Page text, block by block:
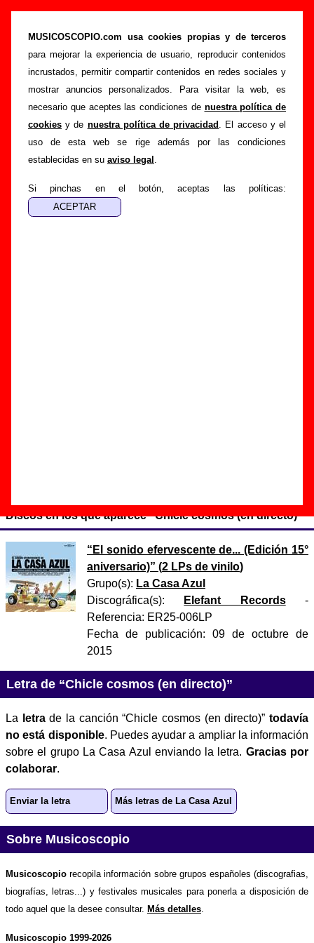
MUSICOSCOPIO.com usa cookies propias y de terceros
para mejorar la experiencia de usuario, reproducir contenidos
incrustados, permitir compartir contenidos en redes sociales y
mostrar anuncios personalizados. Para visitar la web, es
necesario que aceptes las condiciones de nuestra política de
cookies y de nuestra política de privacidad . El acceso y el
uso de esta web se rige además por las condiciones
establecidas en su aviso legal .
Si pinchas en el botón, aceptas las políticas:
“Chicle cosmos (en directo)”, canción de La
Casa Azul (Letra e información)
Portada >La Casa Azul >Canciones
Chicle cosmos (en directo)
Esta página pretende recopilar todo tipo de información
sobre lacanción "Chicle cosmos (en directo)
" interpretada
La Casa Azul. Además de su letra, también aparecerá
información sobre el autor o los autores, sobre los discos en
los que está incluido este tema, sobre la grabación del
mismo, sobre versiones a cargo de otros grupos... Si
encuentras errores o tienes información adicional, puedes
Discos en los que aparece “Chicle cosmos (en directo)”
“ El sonido efervescente de... (Edición 15°
aniversario)” (2 LPs de vinilo)
Grupo(s): La Casa Azul
Discográfica(s):
Elefant Records-
Referencia: ER25-006LP
Fecha de publicación: 09 de octubre de
2015
Letra de “Chicle cosmos (en directo)”
La letrade la canción “Chicle cosmos (en directo)”todavía
no está disponible. Puedes ayudar a ampliar la información
sobre el grupo La Casa Azul enviando la letra. Gracias por
colaborar.
Enviar la letra Más letras de La Casa Azul
Sobre Musicoscopio
Musicoscopio recopila información sobre grupos españoles (discografias,
biografías, letras...) y festivales musicales para ponerla a disposición de
todo aquel que la desee consultar. Más detalles
Musicoscopio 1999-2026